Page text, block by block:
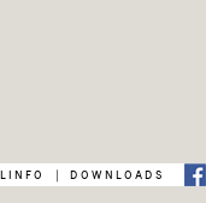
| downloads